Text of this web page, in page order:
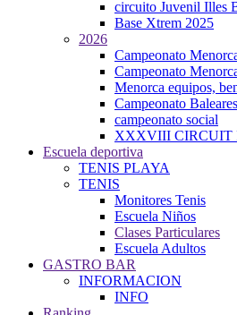
circuito Juvenil Illes
Base Xtrem 2025
2026
Campeonato
Campeonato
Menorca equipos,
Campeonato
campeonato social
XXXVIII CIRCUIT
Escuela deportiva
TENIS PLAYA
TENIS
Monitores Tenis
Escuela Niños
Clases Particulares
Escuela Adultos
GASTRO BAR
INFORMACION
INFO